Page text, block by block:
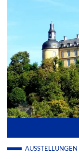
AUSSTELLUNGEN